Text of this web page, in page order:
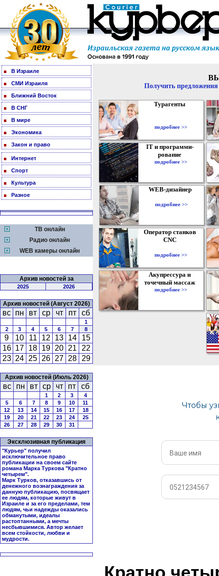
В Израиле
СМИ Израиля
Ближний Восток
В СНГ
В мире
Экономика
Закон и право
Интернет
Спорт
Культура
Разное
ТВ онлайн
Радио онлайн
WEB камеры онлайн
Архив новостей за
2025 2026
Архив новостей (Август 2026)
вс пн вт ср чт пт сб
1
2
3 4 5 6 7 8
9 10 11 12 13 14
15
16 17 18 19 20 21
22
23 24 25 26 27 28 29
Архив новостей (Июль 2026)
вс пн вт ср чт пт сб
1 2 3
4
5
6 7 8 9 10
11
12
13 14 15 16 17
18
19
20 21 22 23 24
25
26
27 28 29 30 31
Эксклюзивная публикация
"Курьер" получил
исключительное право
публикации на своем сайте
романа Марка Туркова "Кратно
четырем".
Марк Турков, отказавшись от
денежного вознаграждения за
данную публикацию, посвящает
ее людям, которые живут в
Израиле и за его пределами, тем
людям, чьи надежды оказались
обманутыми, идеалы
растоптанными, а мечты
несбывшимися. Автор желает
всем стойкости, любви и
мудрости.
Получить
Турагенты
подробнее >>
IT и программи-
рование
подробнее >>
WEB-дизайнер
подробнее >>
Оператор станков
CNC
подробнее >>
Акупрессура и
точечный массаж
подробнее >>